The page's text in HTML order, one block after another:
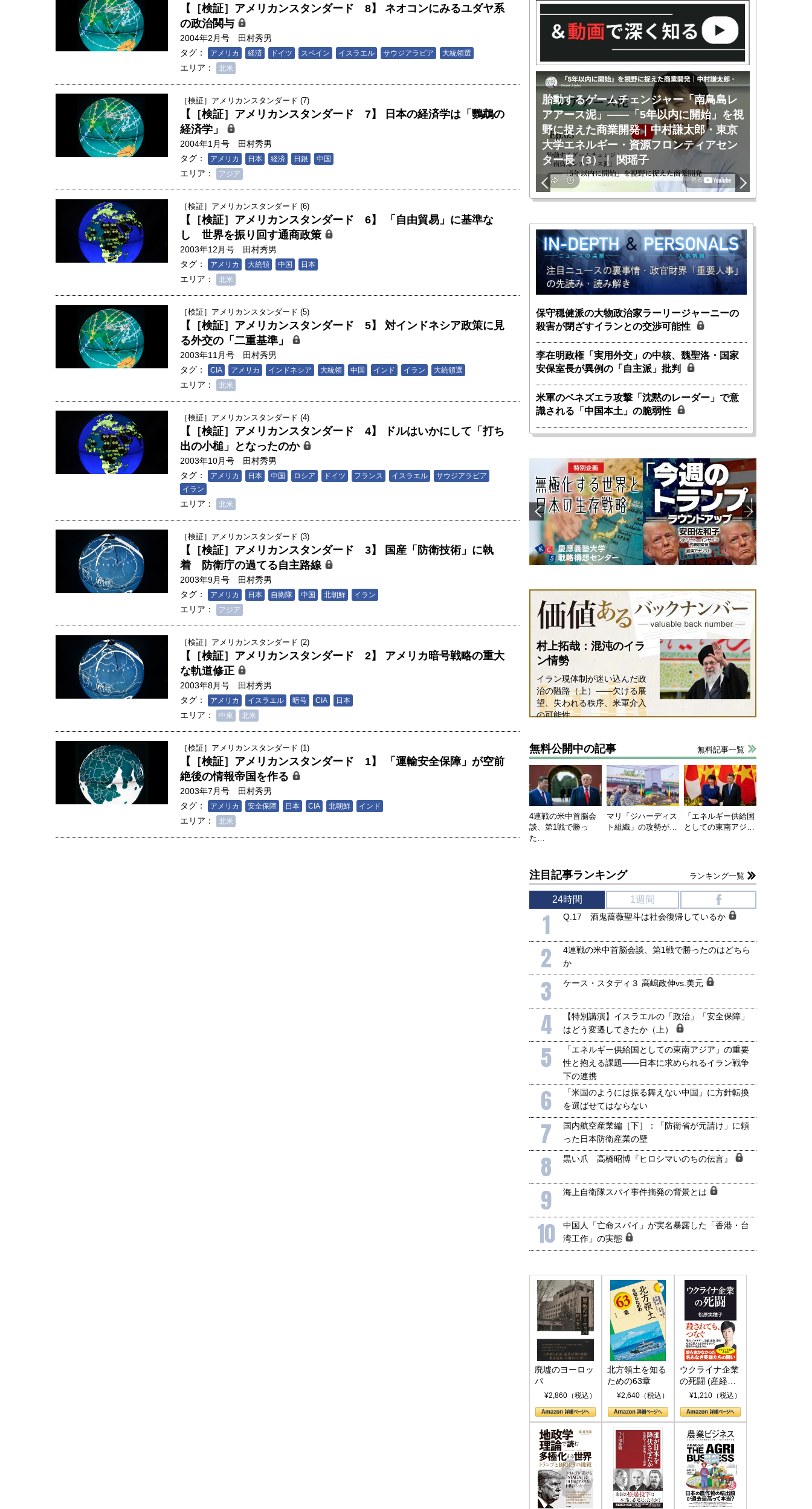
【［検証］アメリカンスタンダード 8】 ネオコンにみるユダヤ系
の政治関与
2004年2月号
田村秀男
タグ：
アメリカ 経済 ドイツ スペイン イスラエル サウジアラビア 大統領選
エリア： 北米
［検証］アメリカンスタンダード (7)
【［検証］アメリカンスタンダード 7】 日本の経済学は「鸚鵡の
経済学」
2004年1月号
田村秀男
タグ：
アメリカ 日本 経済 日銀 中国
エリア： アジア
［検証］アメリカンスタンダード (6)
【［検証］アメリカンスタンダード 6】 「自由貿易」に基準な
し 世界を振り回す通商政策
2003年12月号
田村秀男
タグ：
アメリカ 大統領 中国 日本
エリア： 北米
［検証］アメリカンスタンダード (5)
【［検証］アメリカンスタンダード 5】 対インドネシア政策に見
る外交の「二重基準」
2003年11月号
田村秀男
タグ：
CIA アメリカ インドネシア 大統領 中国 インド イラン 大統領選
エリア： 北米
［検証］アメリカンスタンダード (4)
【［検証］アメリカンスタンダード 4】 ドルはいかにして「打ち
出の小槌」となったのか
2003年10月号
田村秀男
タグ：
アメリカ 日本 中国 ロシア ドイツ フランス イスラエル
サウジアラビア
イラン
エリア： 北米
［検証］アメリカンスタンダード (3)
【［検証］アメリカンスタンダード 3】 国産「防衛技術」に執
着 防衛庁の過てる自主路線
2003年9月号
田村秀男
タグ：
アメリカ 日本 自衛隊 中国 北朝鮮 イラン
エリア： アジア
［検証］アメリカンスタンダード (2)
【［検証］アメリカンスタンダード 2】 アメリカ暗号戦略の重大
な軌道修正
2003年8月号
田村秀男
タグ：
アメリカ イスラエル 暗号 CIA 日本
エリア： 中東 北米
［検証］アメリカンスタンダード (1)
【［検証］アメリカンスタンダード 1】 「運輸安全保障」が空前
絶後の情報帝国を作る
2003年7月号
田村秀男
タグ：
アメリカ 安全保障 日本 CIA 北朝鮮 インド
エリア： 北米
人は「地上の太陽」を手にするか 核融
合発電の現在地――実現・普及後の「世
界像」｜江尻晶・東京大学大学院新領域
創成科学研究科教授（4）｜ 関瑶子
アアース泥」――日米欧豪による新たな
ー長（4）｜ 関瑶子
胎動するゲームチェンジャー「南鳥島レ
アアース泥」――「5年以内に開始」を視
野に捉えた商業開発｜中村謙太郎・東京
大学エネルギー・資源フロンティアセン
ター長（3）｜ 関瑶子
保守穏健派の大物政治家ラーリージャーニーの
殺害が閉ざすイランとの交渉可能性
李在明政権「実用外交」の中核、魏聖洛・国家
安保室長が異例の「自主派」批判
米軍のベネズエラ攻撃「沈黙のレーダー」で意
識される「中国本土」の脆弱性
村上拓哉：混沌のイラ
ン情勢
イラン現体制が迷い込んだ政
治の隘路（上）――欠ける展
望、失われる秩序、米軍介入
の可能性
無料公開中の記事 無料記事一覧
4連戦の米中首脳会
談、第1戦で勝っ
た…
マリ「ジハーディス
ト組織」の攻勢が…
「エネルギー供給国
としての東南アジ…
注目記事ランキング ランキング一覧
24時間 1週間
1 Q.17 酒鬼薔薇聖斗は社会復帰しているか
2
4連戦の米中首脳会談、第1戦で勝ったのはどちら
か
3 ケース・スタディ３ 高嶋政伸vs.美元
4
【特別講演】イスラエルの「政治」「安全保障」
はどう変遷してきたか（上）
5
「エネルギー供給国としての東南アジア」の重要
性と抱える課題――日本に求められるイラン戦争
下の連携
6
「米国のようには振る舞えない中国」に方針転換
を選ばせてはならない
7
国内航空産業編［下］：「防衛省が元請け」に頼
った日本防衛産業の壁
8 黒い爪 高橋昭博『ヒロシマいのちの伝言』
9 海上自衛隊スパイ事件摘発の背景とは
10
中国人「亡命スパイ」が実名暴露した「香港・台
湾工作」の実態
廃墟のヨーロッ
パ
¥2,860（税込）
北方領土を知る
ための63章
¥2,640（税込）
ウクライナ企業
の死闘 (産経セ
レクト S 039)
¥1,210（税込）